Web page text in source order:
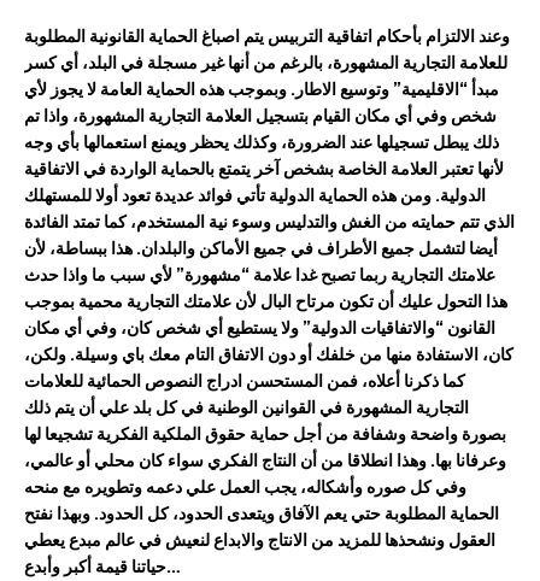
وعند الالتزام بأحكام اتفاقية التربيسيتم اصباغ الحماية القانونيةالمطلوبة
للعلامة التجارية المشهورة،بالرغم من أنها غير مسجلة فيالبلد، أي كسر
مبدأ “الاقليمية”وتوسيع الاطار. وبموجب هذه الحمايةالعامةلا يجوز لأي
شخصوفي أي مكان القيام بتسجيل العلامة التجارية المشهورة، واذا تم
ذلك يبطل تسجيلها عند الضرورة،وكذلكيحظر ويمنع استعمالهابأي وجه
لأنها تعتبر العلامة الخاصة بشخص آخر يتمتع بالحماية الواردة في الاتفاقية
الدولية.ومن هذه الحماية الدوليةتأتيفوائد عديدة تعودأولا للمستهلك
الذي تتم حمايته من الغش والتدليسوسوء نية المستخدم،كما تمتد الفائدة
أيضالتشمل جميع الأطراف فيجميع الأماكن والبلدان. هذا ببساطة،لأن
علامتك التجارية ربما تصبحغداعلامة “مشهورة” لأي سبب ما واذا حدث
هذاالتحول عليكأن تكون مرتاح البال لأن علامتك التجارية محمية بموجب
القانون“والاتفاقيات الدولية”ولا يستطيع أي شخص كان،وفي أي مكان
كان،الاستفادة منها من خلفك أو دون الاتفاقالتام معكباي وسيلة. ولكن،
كما ذكرناأعلاه،فمنالمستحسن ادراج النصوص الحمائيةللعلامات
التجارية المشهورة في القوانين الوطنيةفي كل بلد علي أن يتم ذلك
بصورة واضحة وشفافة من أجل حماية حقوق الملكية الفكرية تشجيعا لها
وعرفانا بها.وهذا انطلاقا من أنالنتاج الفكريسواء كان محلي أو عالمي،
وفي كل صوره وأشكاله، يجبالعمل عليدعمه وتطويره معمنحه
الحماية المطلوبةحتي يعم الآفاق ويتعدى الحدود، كل الحدود.وبهذا نفتح
العقول ونشحذها للمزيد من الانتاج والابداع لنعيش في عالم مبدع يعطي
حياتنا قيمة أكبر وأبدع
…